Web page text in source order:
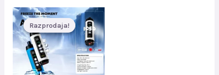
€35.00.€6.60.
Razprodaja!
Razprodaja!